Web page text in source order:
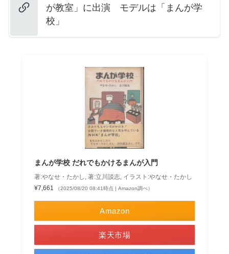
が教室」に出演 モデルは「まんが学
校」
まんが学校 だれでもかけるまんが入門
著:やなせ・たかし, 著:立川談志, イラスト:やなせ・たかし
¥7,661
（2025/08/20 08:41時点 | Amazon調べ）
Amazon
楽天市場